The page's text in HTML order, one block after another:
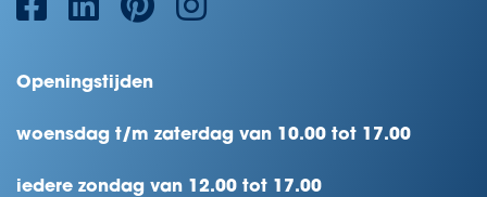
Openingstijden
woensdag t/m zaterdag van 10.00 tot 17.00
iedere zondag van 12.00 tot 17.00